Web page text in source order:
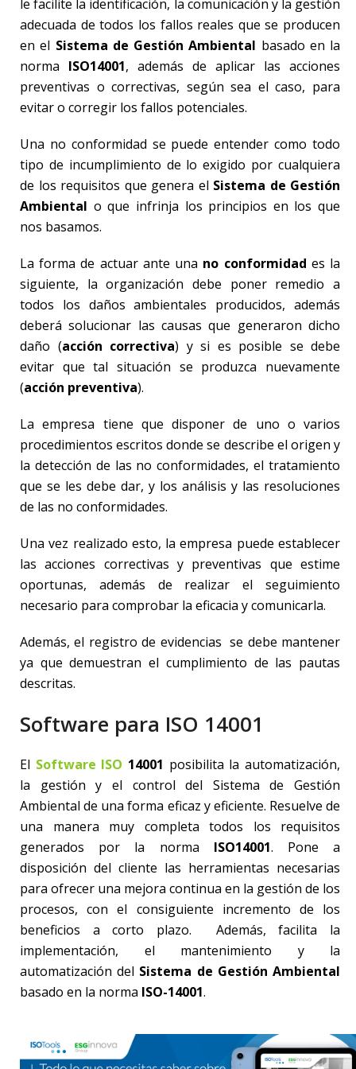
le facilite la identificación, la comunicación y la gestión
adecuada de todos los fallos reales que se producen
en el Sistema de Gestión Ambiental basado en la
norma ISO14001, además de aplicar las acciones
preventivas o correctivas, según sea el caso, para
evitar o corregir los fallos potenciales.
Una no conformidad se puede entender como todo
tipo de incumplimiento de lo exigido por cualquiera
de los requisitos que genera el Sistema de Gestión
Ambiental o que infrinja los principios en los que
nos basamos.
La forma de actuar ante una no conformidad es la
siguiente, la organización debe poner remedio a
todos los daños ambientales producidos, además
deberá solucionar las causas que generaron dicho
daño (acción correctiva) y si es posible se debe
evitar que tal situación se produzca nuevamente
(acción preventiva).
La empresa tiene que disponer de uno o varios
procedimientos escritos donde se describe el origen y
la detección de las no conformidades, el tratamiento
que se les debe dar, y los análisis y las resoluciones
de las no conformidades.
Una vez realizado esto, la empresa puede establecer
las acciones correctivas y preventivas que estime
oportunas, además de realizar el seguimiento
necesario para comprobar la eficacia y comunicarla.
Además, el registro de evidencias se debe mantener
ya que demuestran el cumplimiento de las pautas
descritas.
Software para ISO 14001
El Software ISO 14001 posibilita la automatización,
la gestión y el control del Sistema de Gestión
Ambiental de una forma eficaz y eficiente. Resuelve de
una manera muy completa todos los requisitos
generados por la norma ISO14001. Pone a
disposición del cliente las herramientas necesarias
para ofrecer una mejora continua en la gestión de los
procesos, con el consiguiente incremento de los
beneficios a corto plazo. Además, facilita la
implementación, el mantenimiento y la
automatización del Sistema de Gestión Ambiental
basado en la norma ISO-14001.